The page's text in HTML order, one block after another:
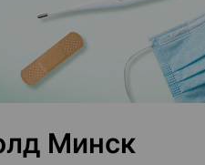
Минск